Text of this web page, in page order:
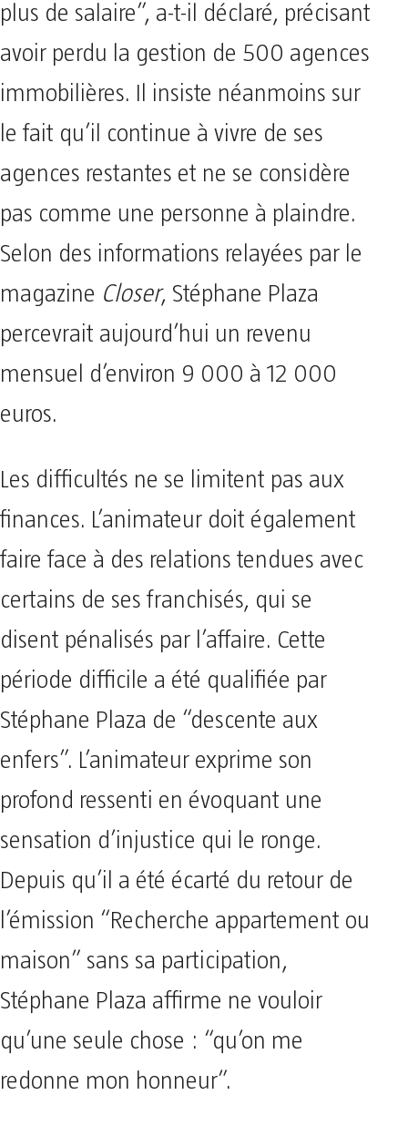
plus de salaire”, a-t-il déclaré, précisant
avoir perdu la gestion de 500 agences
immobilières. Il insiste néanmoins sur
le fait qu’il continue à vivre de ses
agences restantes et ne se considère
pas comme une personne à plaindre.
Selon des informations relayées par le
magazine Closer, Stéphane Plaza
percevrait aujourd’hui un revenu
mensuel d’environ 9 000 à 12 000
euros.
Les difficultés ne se limitent pas aux
finances. L’animateur doit également
faire face à des relations tendues avec
certains de ses franchisés, qui se
disent pénalisés par l’affaire. Cette
période difficile a été qualifiée par
Stéphane Plaza de “descente aux
enfers”. L’animateur exprime son
profond ressenti en évoquant une
sensation d’injustice qui le ronge.
Depuis qu’il a été écarté du retour de
l’émission “Recherche appartement ou
maison” sans sa participation,
Stéphane Plaza affirme ne vouloir
qu’une seule chose : “qu’on me
redonne mon honneur”.